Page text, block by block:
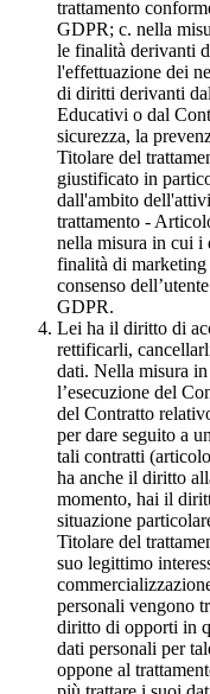
trattamento
GDPR; c. nella
le finalità derivanti
l'effettuazione dei
di diritti derivanti
Educativi o dal
sicurezza, la
Titolare del
giustificato in
dall'ambito
trattamento -
nella misura in cui i
finalità di marketing
consenso
GDPR.
Lei ha il diritto di
rettificarli,
dati. Nella misura
l’esecuzione del
del Contratto
per dare seguito a
tali contratti
ha anche il diritto
momento, hai il
situazione
Titolare del
suo legittimo
personali vengono
diritto di opporti in
dati personali per
oppone al